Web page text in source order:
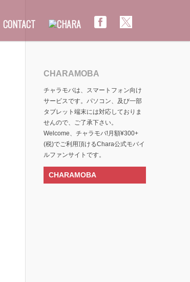
CONTACT
CHARAMOBA
チャラモバは、スマートフォン向け
サービスです。パソコン、及び一部
タブレット端末には対応しておりま
せんので、ご了承下さい。
Welcome、チャラモバ!月額¥300+
(税)でご利用頂けるChara公式モバイ
ルファンサイトです。
CHARAMOBA